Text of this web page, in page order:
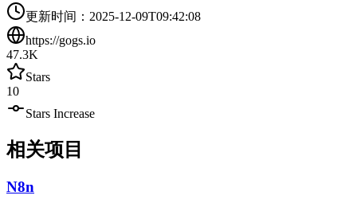
更新时间 ： 2025-12-09T09:42:08
https://gogs.io
47.3K
Stars
10
Stars Increase
相关项目
N8n